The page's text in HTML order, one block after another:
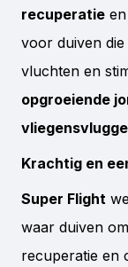
recuperatie en
voor duiven
vluchten en
opgroeiende
Krachtig en
Super Flight
waar duiven
recuperatie en